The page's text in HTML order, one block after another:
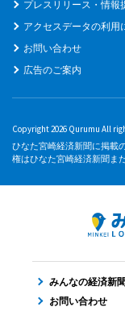
プレスリリース・情報
アクセスデータの利用
お問い合わせ
広告のご案内
Copyright 2026 Qurumu All
ひなた宮崎経済新聞に掲載
権はひなた宮崎経済新聞ま
みんなの経済新
お問い合わせ